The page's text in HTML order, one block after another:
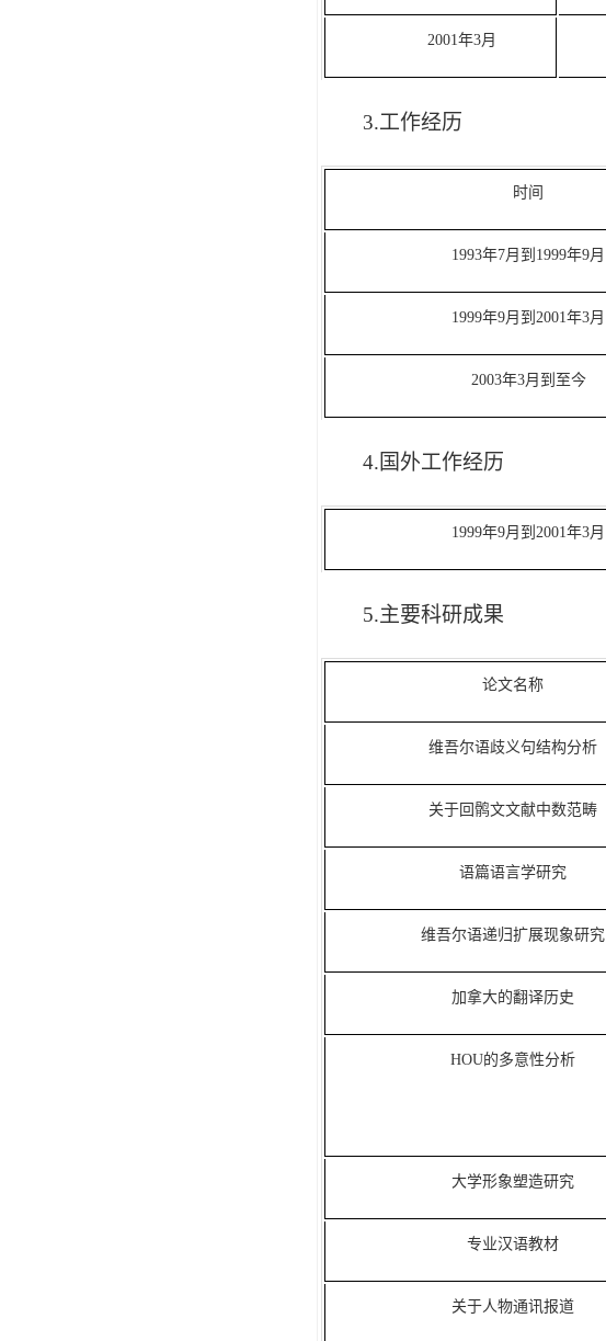
2001年3月
3.工作经历
时间
1993年7月到1999年9月
1999年9月到2001年3月
2003年3月到至今
4.国外工作经历
1999年9月到2001年3月
5.主要科研成果
论文名称
维吾尔语歧义句结构分析
关于回鹘文文献中数范畴
语篇语言学研究
维吾尔语递归扩展现象研究
加拿大的翻译历史
HOU的多意性分析
大学形象塑造研究
专业汉语教材
关于人物通讯报道